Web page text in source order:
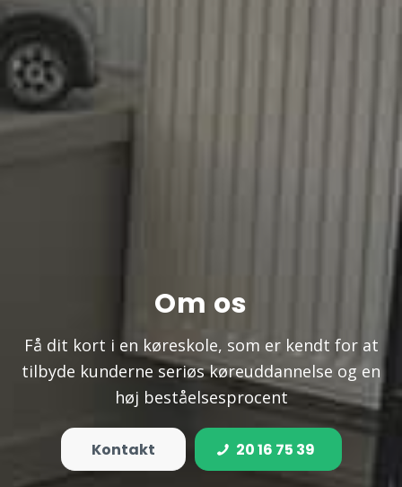
Om os
Få dit kort i en køreskole, som er kendt for at
tilbyde kunderne seriøs køreuddannelse og en
høj beståelsesprocent
Kontakt 20 16 75 39